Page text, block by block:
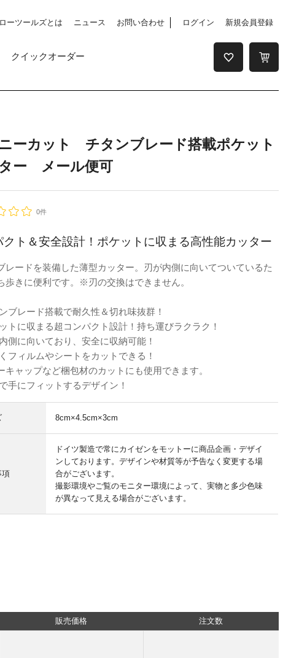
ーツールズとは ニュース お問い合わせ ログイン 新規会員登録
クイックオーダー
ーカット チタンブレード搭載ポケット
ー メール便可
0件
クト＆安全設計！ポケットに収まる高性能カッター
レードを装備した薄型カッター。刃が内側に向いてついているた
歩きに便利です。※刃の交換はできません。
ブレード搭載で耐久性＆切れ味抜群！
トに収まる超コンパクト設計！持ち運びラクラク！
側に向いており、安全に収納可能！
フィルムやシートをカットできる！
ャップなど梱包材のカットにも使用できます。
手にフィットするデザイン！
8cm×4.5cm×3cm
項
ドイツ製造で常にカイゼンをモットーに商品企画・デザイ
ンしております。デザインや材質等が予告なく変更する場
合がございます。
撮影環境やご覧のモニター環境によって、実物と多少色味
が異なって見える場合がございます。
販売価格 注文数